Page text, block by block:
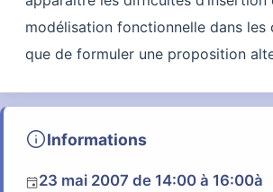
modélisation fonctionnelle dans les
que de formuler une proposition
infoInformations
event23 mai 2007 de 14:00 à 16:00à